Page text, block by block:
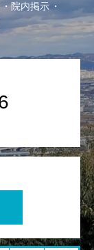
院内掲示